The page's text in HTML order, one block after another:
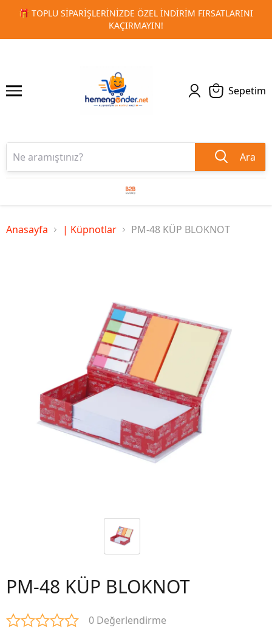
İNDIRIM FIRSATLARINI
🚀 KURUMSAL PROMOSYON VE
1 2
Sepetim
Ara
Anasayfa | Küpnotlar PM-48 KÜP BLOKNOT
PM-48 KÜP BLOKNOT
0 Değerlendirme